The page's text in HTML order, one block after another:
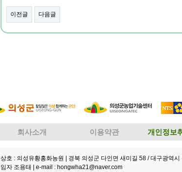
이전글 다음글
회사소개 이용약관 개인정보
상호 : 의성유황홍화농원 | 경북 의성군 다인면 새미길 58 / 대구광역
임자 조용태 | e-mail : hongwha21@naver.com